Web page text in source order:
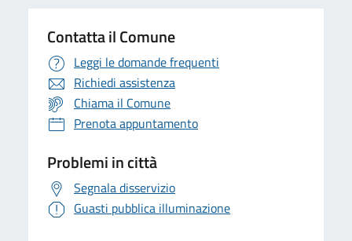
Contatta il Comune
Leggi le domande frequenti
Richiedi assistenza
Chiama il Comune
Prenota appuntamento
Problemi in città
Segnala disservizio
Guasti pubblica illuminazione